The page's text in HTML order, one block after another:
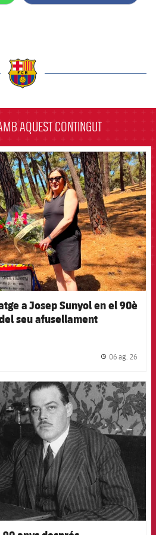
AQUEST CONTINGUT
FCB Barcelona badge
a Josep Sunyol en el 90è
seu afusellament
06 ag. 26
FCB Barcelona badge